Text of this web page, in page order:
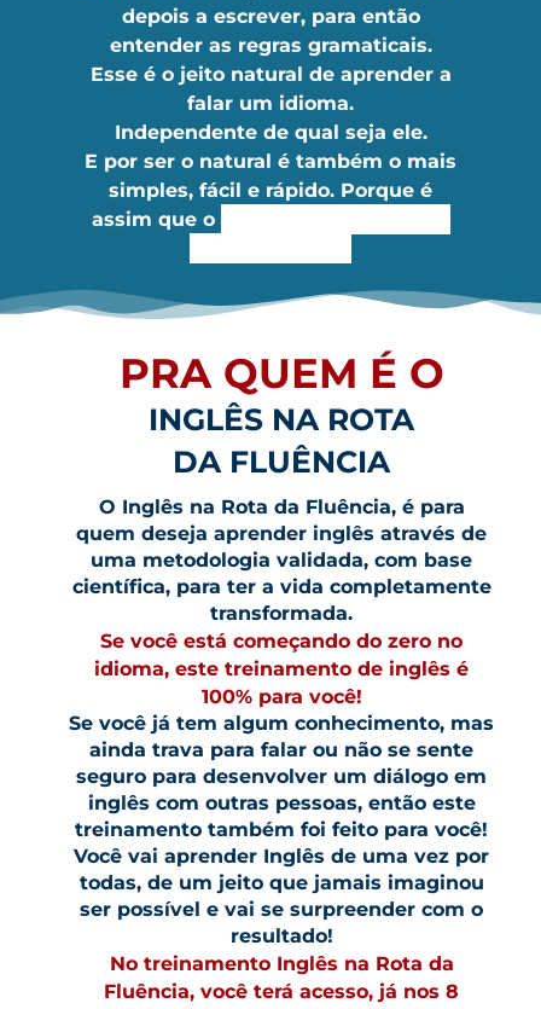
depois a escrever, para então
entender as regras gramaticais.
Esse é o jeito natural de aprender a
falar um idioma.
Independente de qual seja ele.
E por ser o natural é também o mais
simples, fácil e rápido. Porque é
assim que o
PRA QUEM É O
INGLÊS NA ROTA
DA FLUÊNCIA
O Inglês na Rota da Fluência, é para
quem deseja aprender inglês através de
uma metodologia validada, com base
científica, para ter a vida completamente
transformada.
Se você está começando do zero no
idioma, este treinamento de inglês é
100% para você!
Se você já tem algum conhecimento, mas
ainda trava para falar ou não se sente
seguro para desenvolver um diálogo em
inglês com outras pessoas, então este
treinamento também foi feito para você!
Você vai aprender Inglês de uma vez por
todas, de um jeito que jamais imaginou
ser possível e vai se surpreender com o
resultado!
No treinamento Inglês na Rota da
Fluência, você terá acesso, já nos 8